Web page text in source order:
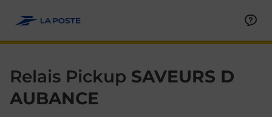
Relais Pickup SAVEURS D
AUBANCE